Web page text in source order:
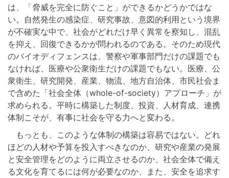
は、「脅威を完全に防ぐこと」ができるかどうかではな
い。自然発生の感染症、研究事故、意図的利用という境界
が不確実な中で、社会がどれだけ早く異常を察知し、混乱
を抑え、回復できるかが問われるのである。そのため現代
のバイオディフェンスは、警察や軍事部門だけの課題でも
なければ、医療や公衆衛生だけの課題でもない。医療、公
衆衛生、研究開発、産業、物流、地方自治体、市民社会ま
で含めた「社会全体（whole-of-society）アプローチ」が
求められる。平時に構築した制度、投資、人材育成、連携
体制こそが、有事に社会を守る力へと変わる。
もっとも、このような体制の構築は容易ではない。どれ
ほどの人材や予算を投入すべきなのか、研究や産業の発展
と安全管理をどのように両立させるのか、社会全体で備え
る文化を育てるには何が必要なのか、また、安全を追求す